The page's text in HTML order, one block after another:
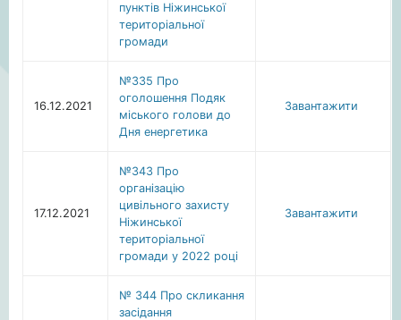
пунктів Ніжинської
територіальної
громади
16.12.2021
№335 Про
оголошення Подяк
міського голови до
Дня енергетика
Завантажити
17.12.2021
№343 Про
організацію
цивільного захисту
Ніжинської
територіальної
громади у 2022 році
Завантажити
№ 344 Про скликання
засідання